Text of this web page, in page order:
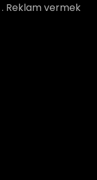
Reklam vermek